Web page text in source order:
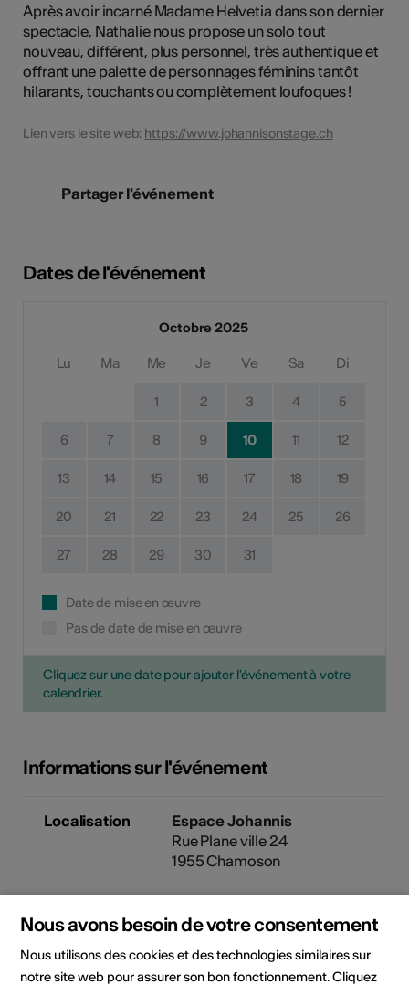
Après avoir incarné Madame Helvetia dans son dernier
spectacle, Nathalie nous propose un solo tout
nouveau, différent, plus personnel, très authentique et
offrant une palette de personnages féminins tantôt
hilarants, touchants ou complètement loufoques !
Lien vers le site web: https://www.johannisonstage.ch
Partager l'événement
Dates de l'événement
Octobre 2025
Lu Ma Me Je Ve Sa Di
1 2 3 4 5
6 7 8 9 10 11 12
13 14 15 16 17 18 19
20 21 22 23 24 25 26
27 28 29 30 31
Date de mise en œuvre
Pas de date de mise en œuvre
Cliquez sur une date pour ajouter l'événement à votre
calendrier.
Informations sur l'événement
Localisation
Espace Johannis
Rue Plane ville 24
1955 Chamoson
Rue de Collombey 23
1955 St-Pierre-de-Clages
Téléphone 0797685866
Nous avons besoin de votre consentement
Nous utilisons des cookies et des technologies similaires sur
notre site web pour assurer son bon fonctionnement. Cliquez